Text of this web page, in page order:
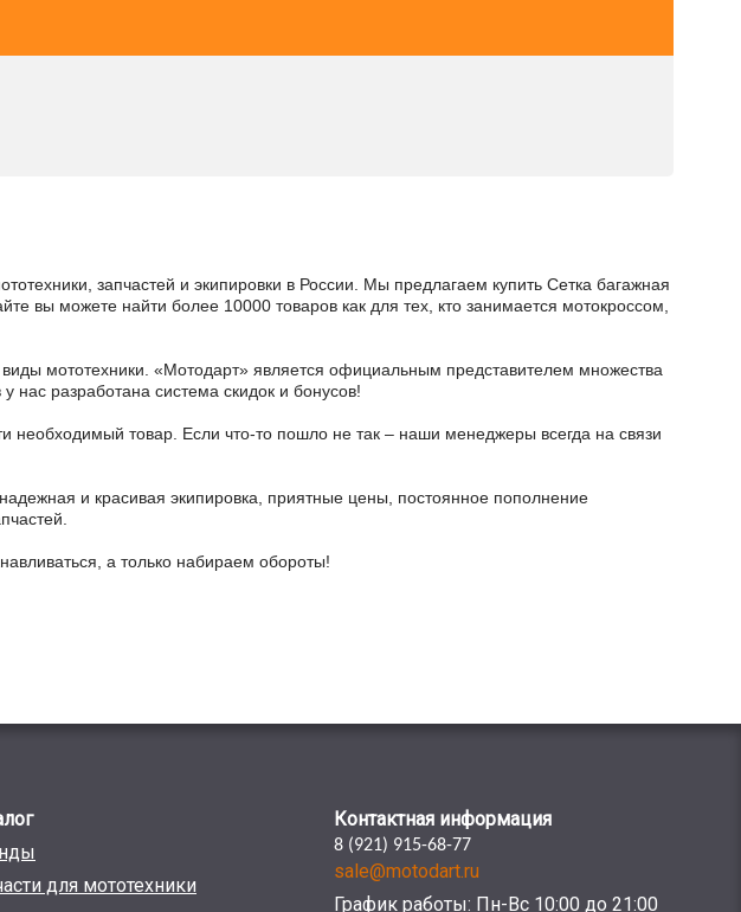
запчастей и экипировки в России. Мы предлагаем купить Сетка багажная
вы можете найти более 10000 товаров как для тех, кто занимается мотокроссом,
мототехники. «Мотодарт» является официальным представителем множества
нас разработана система скидок и бонусов!
необходимый товар. Если что-то пошло не так – наши менеджеры всегда на связи
и красивая экипировка, приятные цены, постоянное пополнение
а только набираем обороты!
для мототехники
Контактная информация
8 (921) 915-68-77
sale@motodart.ru
График работы: Пн-Вс 10:00 до 21:00